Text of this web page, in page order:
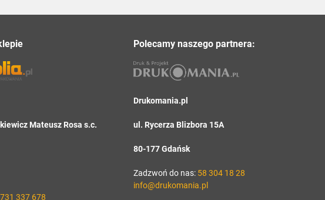
Mateusz Rosa s.c.
731 337 678
Polecamy naszego partnera:
Drukomania.pl
ul. Rycerza Blizbora 15A
80-177 Gdańsk
Zadzwoń do nas: 58 304 18 28
info@drukomania.pl